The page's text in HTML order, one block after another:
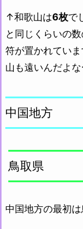
↑和歌山は6枚で
と同じくらいの
符が置かれてい
山も遠いんだよな
中国地方
鳥取県
中国地方の最初は